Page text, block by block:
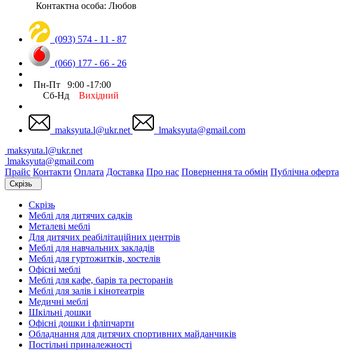
Контактна особа: Любов
(093) 574 - 11 - 87
(066) 177 - 66 - 26
Пн-Пт 9:00 -17:00
Сб-Нд Вихідний
maksyuta.l@ukr.net
lmaksyuta@gmail.com
maksyuta.l@ukr.net
lmaksyuta@gmail.com
Прайс Контакти Оплата Доставка Про нас Повернення та обмін Публічна оферта
Скрізь
Скрізь
Меблі для дитячих садків
Металеві меблі
Для дитячих реабілітаційних центрів
Меблі для навчальних закладів
Меблі для гуртожитків, хостелів
Офісні меблі
Меблі для кафе, барів та ресторанів
Меблі для залів і кінотеатрів
Медичні меблі
Шкільні дошки
Офісні дошки і фліпчарти
Обладнання для дитячих спортивних майданчиків
Постільні приналежності